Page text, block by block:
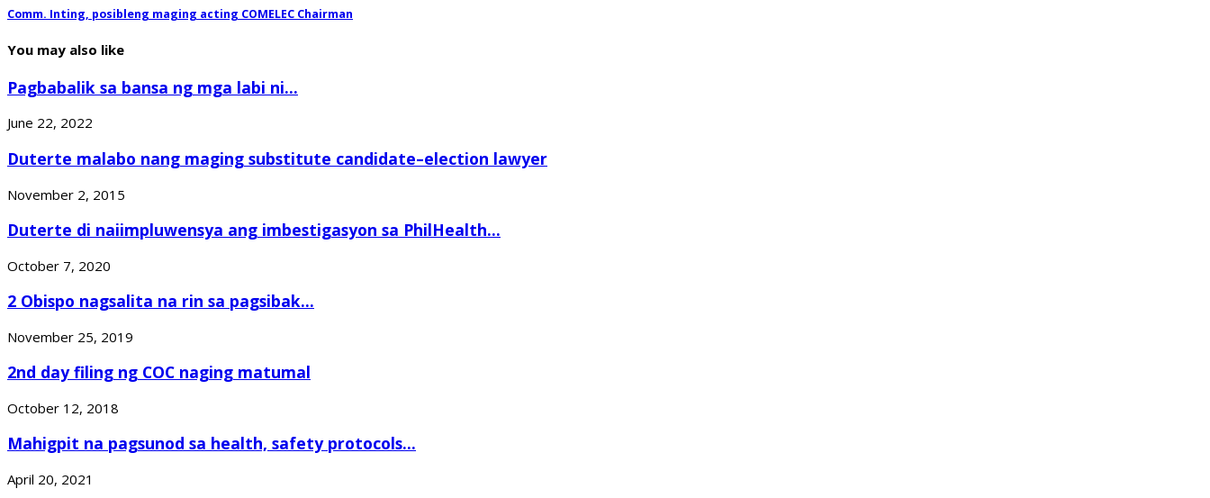
Comm. Inting, posibleng maging acting COMELEC Chairman
You may also like
Pagbabalik sa bansa ng mga labi ni...
June 22, 2022
Duterte malabo nang maging substitute candidate–election lawyer
November 2, 2015
Duterte di naiimpluwensya ang imbestigasyon sa PhilHealth...
October 7, 2020
2 Obispo nagsalita na rin sa pagsibak...
November 25, 2019
2nd day filing ng COC naging matumal
October 12, 2018
Mahigpit na pagsunod sa health, safety protocols...
April 20, 2021